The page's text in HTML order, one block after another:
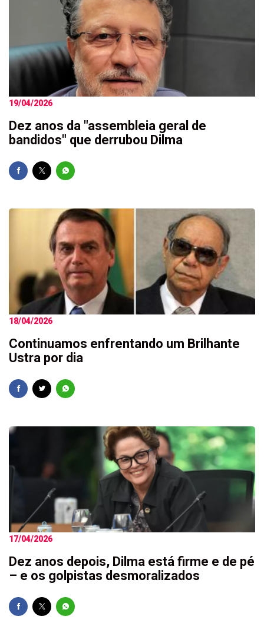
19/04/2026
Dez anos da "assembleia geral de
bandidos" que derrubou Dilma
18/04/2026
Continuamos enfrentando um Brilhante
Ustra por dia
17/04/2026
Dez anos depois, Dilma está firme e de pé
– e os golpistas desmoralizados